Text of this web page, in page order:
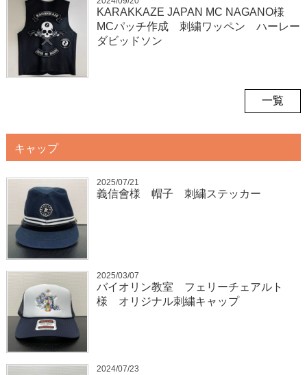
KARAKKAZE JAPAN MC NAGANO様
MCパッチ作成 刺繍ワッペン ハーレー
ダビッドソン
一覧
キャップ
2025/07/21
義信會様 帽子 刺繍ステッカー
2025/03/07
バイオリン教室 フェリーチェアルト
様 オリジナル刺繍キャップ
2024/07/23